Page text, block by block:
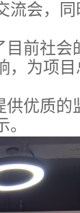
流会，
前社会
，为项
优质的